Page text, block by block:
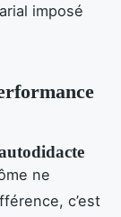
imposé
ne
c’est